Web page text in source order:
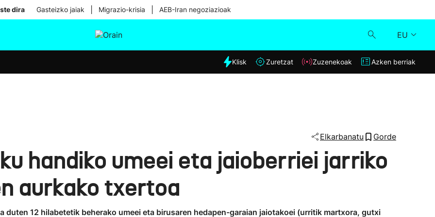
dira Gasteizko jaiak Migrazio-krisia AEB-Iran negoziazioak
EU
Eguraldia
Klisk
Azken berriak
Klisk Zuretzat Zuzenekoak Azken berriak
Elkarbanatu Gorde
handiko umeei eta jaioberriei jarriko
aurkako txertoa
duten 12 hilabetetik beherako umeei eta birusaren hedapen-garaian jaiotakoei (urritik martxora, gutxi